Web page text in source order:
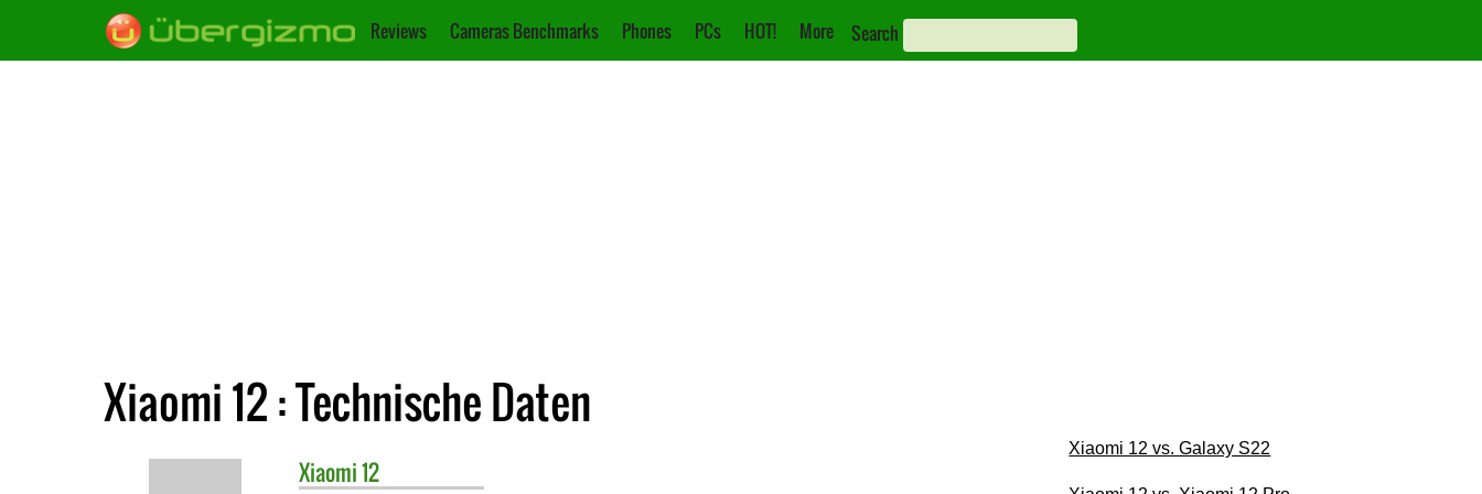
Reviews Cameras Benchmarks Phones PCs HOT! More Search
Xiaomi 12 : Technische Daten
Xiaomi12
Xiaomi 12 vs. Galaxy S22